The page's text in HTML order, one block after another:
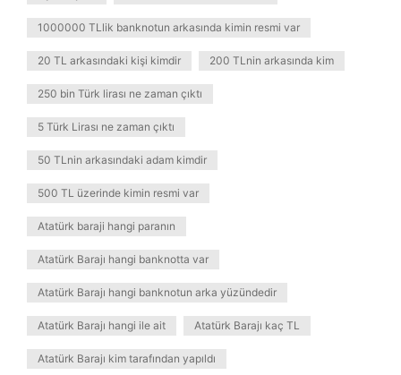
1000000 TLlik banknotun arkasında kimin resmi var
20 TL arkasındaki kişi kimdir 200 TLnin arkasında kim
250 bin Türk lirası ne zaman çıktı
5 Türk Lirası ne zaman çıktı
50 TLnin arkasındaki adam kimdir
500 TL üzerinde kimin resmi var
Atatürk baraji hangi paranın
Atatürk Barajı hangi banknotta var
Atatürk Barajı hangi banknotun arka yüzündedir
Atatürk Barajı hangi ile ait Atatürk Barajı kaç TL
Atatürk Barajı kim tarafından yapıldı